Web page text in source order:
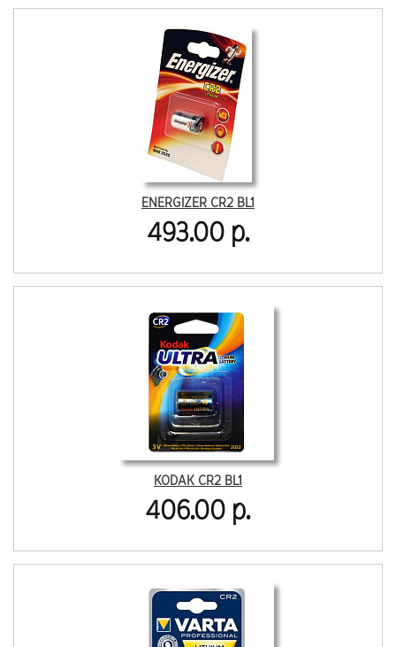
ENERGIZER CR2 BL1
493.00 р.
KODAK CR2 BL1
406.00 р.